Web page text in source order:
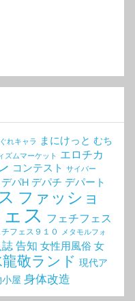
ぐれキャラ まにけっと むち
ズムマーケット エロチカ
コンテスト サイバー
デパH デパチ デパート
ファッショ
ス フェチフェス
フェス９１０ メタモルフォ
告知 女性用風俗 女
敬ランド 現代ア
小屋 身体改造